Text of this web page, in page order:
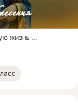
жизнь ...